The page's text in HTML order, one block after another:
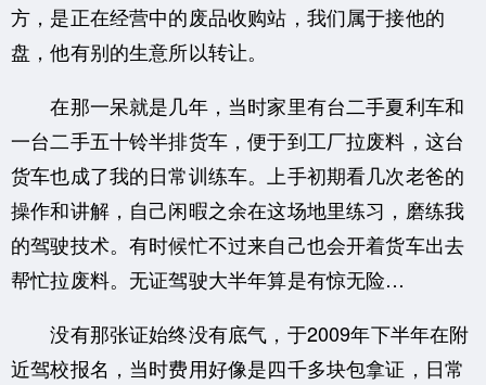
方，是正在经营中的废品收购站，我们属于接他的
盘，他有别的生意所以转让。
在那一呆就是几年，当时家里有台二手夏利车和
一台二手五十铃半排货车，便于到工厂拉废料，这台
货车也成了我的日常训练车。上手初期看几次老爸的
操作和讲解，自己闲暇之余在这场地里练习，磨练我
的驾驶技术。有时候忙不过来自己也会开着货车出去
帮忙拉废料。无证驾驶大半年算是有惊无险…
没有那张证始终没有底气，于2009年下半年在附
近驾校报名，当时费用好像是四千多块包拿证，日常